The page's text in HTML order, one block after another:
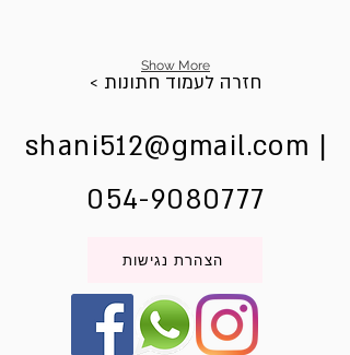
Show More
< חזרה לעמוד חתונות
shani512@gmail.com |
054-9080777
הצהרת נגישות